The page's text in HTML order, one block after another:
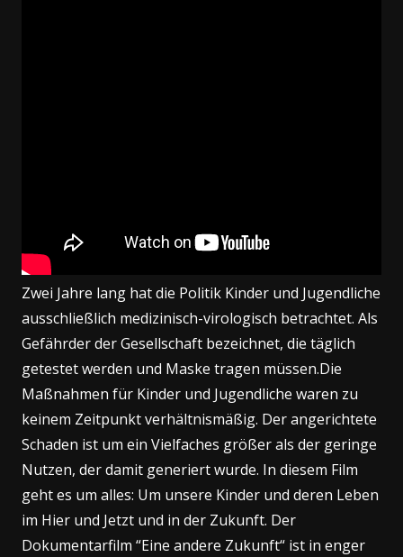
Zwei Jahre lang hat die Politik Kinder und Jugendliche
ausschließlich medizinisch-virologisch betrachtet. Als
Gefährder der Gesellschaft bezeichnet, die täglich
getestet werden und Maske tragen müssen.Die
Maßnahmen für Kinder und Jugendliche waren zu
keinem Zeitpunkt verhältnismäßig. Der angerichtete
Schaden ist um ein Vielfaches größer als der geringe
Nutzen, der damit generiert wurde. In diesem Film
geht es um alles: Um unsere Kinder und deren Leben
im Hier und Jetzt und in der Zukunft. Der
Dokumentarfilm “Eine andere Zukunft“ ist in enger